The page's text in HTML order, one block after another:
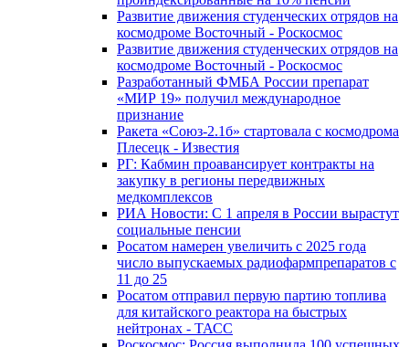
Развитие движения студенческих отрядов на
космодроме Восточный - Роскосмос
Развитие движения студенческих отрядов на
космодроме Восточный - Роскосмос
Разработанный ФМБА России препарат
«МИР 19» получил международное
признание
Ракета «Союз-2.1б» стартовала с космодрома
Плесецк - Известия
РГ: Кабмин проавансирует контракты на
закупку в регионы передвижных
медкомплексов
РИА Новости: С 1 апреля в России вырастут
социальные пенсии
Росатом намерен увеличить с 2025 года
число выпускаемых радиофармпрепаратов с
11 до 25
Росатом отправил первую партию топлива
для китайского реактора на быстрых
нейтронах - ТАСС